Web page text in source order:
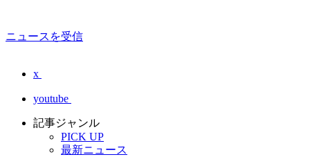
ニュースを受信
x
youtube
記事ジャンル
PICK UP
最新ニュース